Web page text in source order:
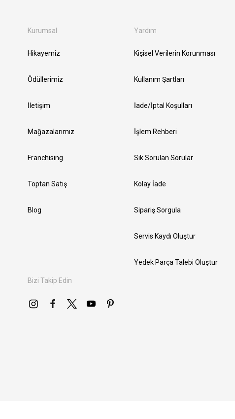
Kurumsal
Hikayemiz
Ödüllerimiz
İletişim
Mağazalarımız
Franchising
Toptan Satış
Blog
Bizi Takip Edin
Yardım
Kişisel Verilerin Korunması
Kullanım Şartları
İade/İptal Koşulları
İşlem Rehberi
Sık Sorulan Sorular
Kolay İade
Sipariş Sorgula
Servis Kaydı Oluştur
Yedek Parça Talebi Oluştur